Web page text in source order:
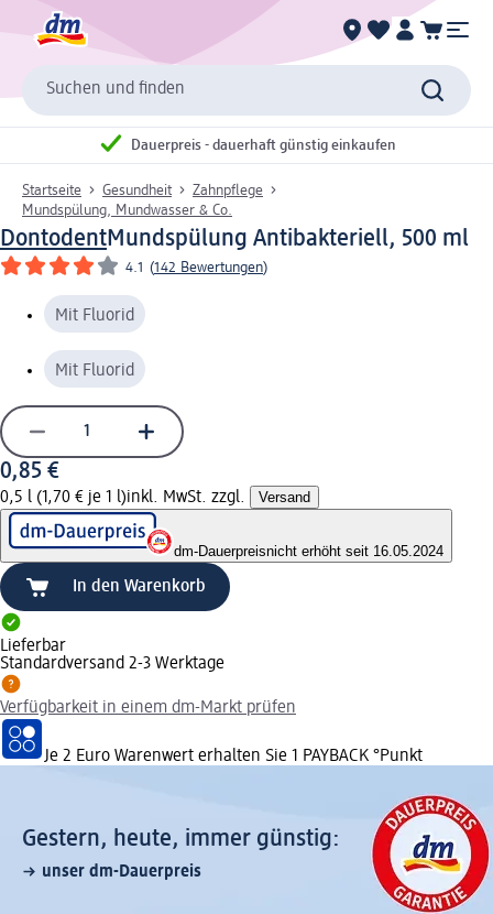
Suchen und finden
Dauerpreis - dauerhaft günstig einkaufen
Startseite Gesundheit
Zahnpflege
Mundspülung, Mundwasser & Co.
DontodentMundspülung Antibakteriell, 500 ml
4.1 (142 Bewertungen)
Mit Fluorid
Mit Fluorid
0,85 €
0,5 l (1,70 € je 1 l)inkl. MwSt. zzgl. Versand
dm-Dauerpreisnicht erhöht seit 16.05.2024
In den Warenkorb
Lieferbar
Standardversand 2-3 Werktage
Verfügbarkeit in einem dm-Markt prüfen
Je 2 Euro Warenwert erhalten Sie 1 PAYBACK °Punkt
Gestern, heute, immer günstig:
unser dm-Dauerpreis